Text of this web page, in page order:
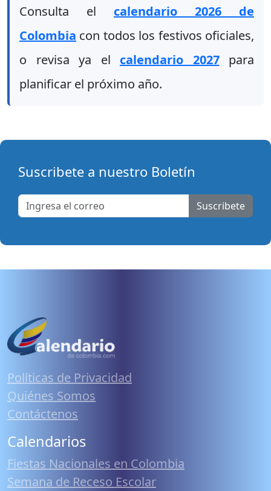
Consulta el calendario 2026 de
Colombia con todos los festivos oficiales,
o revisa ya el calendario 2027para
planificar el próximo año.
Suscribete a nuestro Boletín
Suscribete
Políticas de Privacidad
Quiénes Somos
Contáctenos
Calendarios
Fiestas Nacionales en Colombia
Semana de Receso Escolar